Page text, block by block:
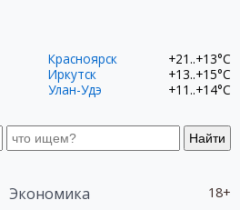
Найти
Красноярск
+21..+13°C
Иркутск
+13..+15°C
Улан-Удэ
+11..+14°C
18+
Экономика